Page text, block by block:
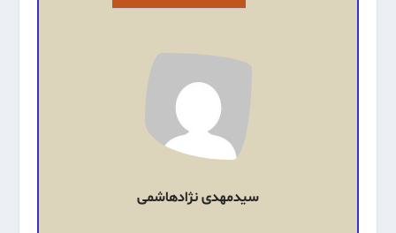
سیدمهدی نژادهاشمی